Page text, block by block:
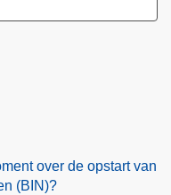
over de opstart van
(BIN)?